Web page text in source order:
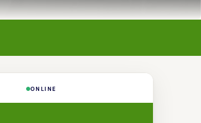
ONLINE